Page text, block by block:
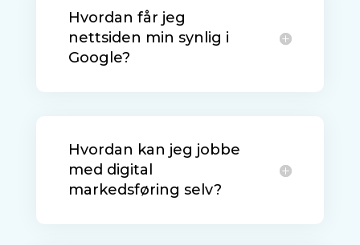
Hvordan får jeg
nettsiden min synlig i
Google?
Hvordan kan jeg jobbe
med digital
markedsføring selv?